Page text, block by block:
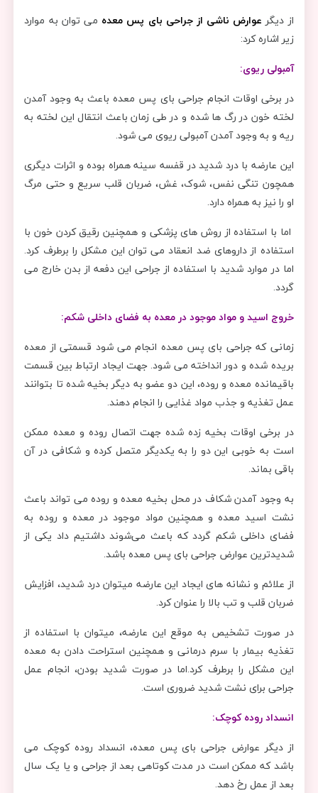
از دیگر عوارض ناشی از جراحی بای پس معده می توان به موارد
زیر اشاره کرد:
آمبولی ریوی:
در برخی اوقات انجام جراحی بای پس معده باعث به وجود آمدن
لخته خون در رگ ها شده و در طی زمان باعث انتقال این لخته به
ریه و به وجود آمدن آمبولی ریوی می شود.
این عارضه با درد شدید در قفسه سینه همراه بوده و اثرات دیگری
همچون تنگی نفس، شوک، غش، ضربان قلب سریع و حتی مرگ
او را نیز به همراه دارد.
اما با استفاده از روش های پزشکی و همچنین رقیق کردن خون با
استفاده از داروهای ضد انعقاد می توان این مشکل را برطرف کرد.
اما در موارد شدید با استفاده از جراحی این دفعه از بدن خارج می
گردد.
خروج اسید و مواد موجود در معده به فضای داخلی شکم:
زمانی که جراحی بای پس معده انجام می شود قسمتی از معده
بریده شده و دور انداخته می شود. جهت ایجاد ارتباط بین قسمت
باقیمانده معده و روده، این دو عضو به دیگر بخیه شده تا بتوانند
عمل تغذیه و جذب مواد غذایی را انجام دهند.
در برخی اوقات بخیه زده شده جهت اتصال روده و معده ممکن
است به خوبی این دو را به یکدیگر متصل کرده و شکافی در آن
باقی بماند.
به وجود آمدن شکاف در محل بخیه معده و روده می تواند باعث
نشت اسید معده و همچنین مواد موجود در معده و روده به
فضای داخلی شکم گردد که باعث می‌شوند داشتیم داد یکی از
شدیدترین عوارض جراحی بای پس معده باشد.
از علائم و نشانه های ایجاد این عارضه میتوان درد شدید، افزایش
ضربان قلب و تب بالا را عنوان کرد.
در صورت تشخیص به موقع این عارضه، میتوان با استفاده از
تغذیه بیمار با سرم درمانی و همچنین استراحت دادن به معده
این مشکل را برطرف کرد.اما در صورت شدید بودن، انجام عمل
جراحی برای نشت شدید ضروری است.
انسداد روده کوچک:
از دیگر عوارض جراحی بای پس معده، انسداد روده کوچک می
باشد که ممکن است در مدت کوتاهی بعد از جراحی و یا یک سال
بعد از عمل رخ دهد.